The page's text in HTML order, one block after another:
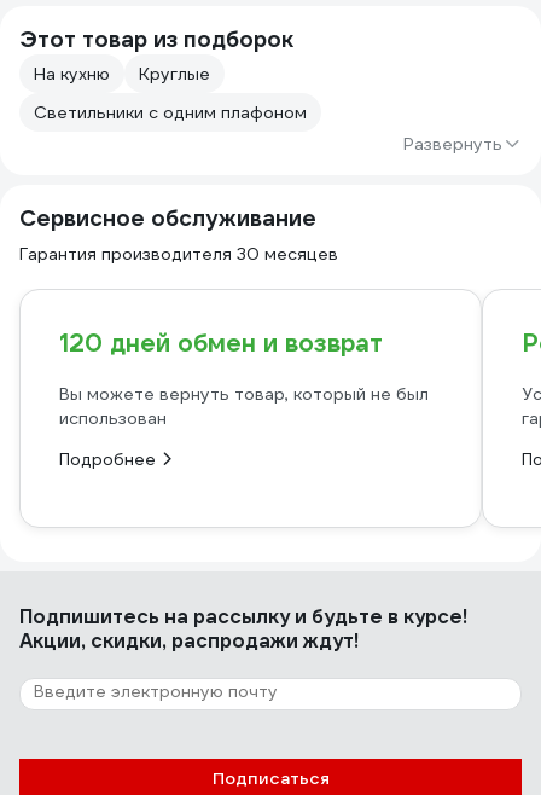
Этот товар из подборок
На кухню
Круглые
Светильники с одним плафоном
Развернуть
Сервисное обслуживание
Гарантия производителя 30 месяцев
120 дней обмен и возврат
Вы можете вернуть товар, который не был
использован
Подробнее
Подпишитесь на рассылкуи будьте в курсе!
Акции, скидки, распродажи ждут!
Подписаться